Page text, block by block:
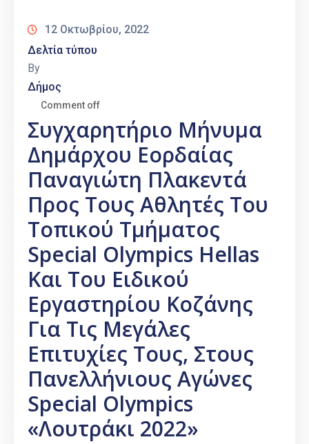
12 Οκτωβρίου, 2022
Δελτία τύπου
By
Δήμος
Comment off
Συγχαρητήριο Μήνυμα
Δημάρχου Εορδαίας
Παναγιώτη Πλακεντά
Προς Τους Αθλητές Του
Τοπικού Τμήματος
Special Olympics Hellas
Και Του Ειδικού
Εργαστηρίου Κοζάνης
Για Τις Μεγάλες
Επιτυχίες Τους, Στους
Πανελλήνιους Αγώνες
Special Olympics
«Λουτράκι 2022»